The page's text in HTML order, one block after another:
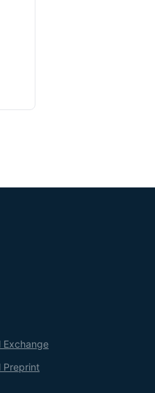
Exchange
Preprint